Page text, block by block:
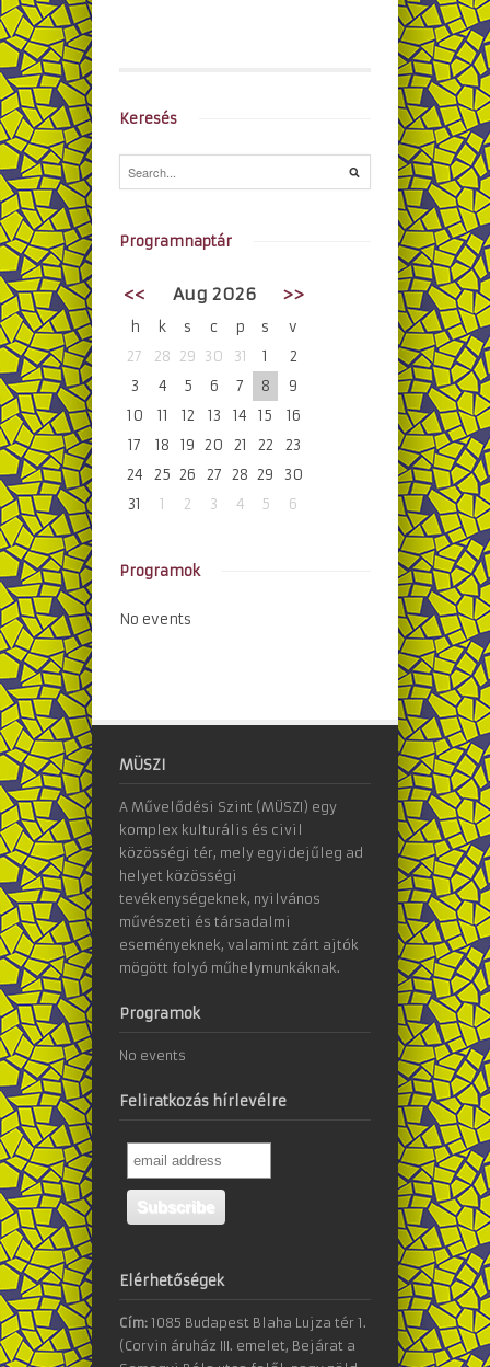
Keresés
Programnaptár
<< Aug 2026 >>
h k s c p s
v
27
28 29 30 31 1
2
3
4 5 6 7 8
9
10
11 12 13 14 15
16
17
18 19 20 21 22
23
24
25 26 27 28 29
30
31
1 2 3 4 5 6
Programok
No events
MÜSZI
A Művelődési Szint (MÜSZI) egy
komplex kulturális és civil
közösségi tér, mely egyidejűleg ad
helyet közösségi
tevékenységeknek, nyilvános
művészeti és társadalmi
eseményeknek, valamint zárt ajtók
mögött folyó műhelymunkáknak.
Programok
No events
Feliratkozás hírlevélre
Elérhetőségek
Cím: 1085 Budapest Blaha Lujza tér 1.
(Corvin áruház III. emelet, Bejárat a